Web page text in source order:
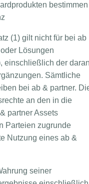
bestimmen
(1) gilt nicht für bei ab
Lösungen
einschließlich der
Sämtliche
bei ab & partner.
an den in die
partner Assets
Parteien zugrunde
Nutzung eines ab &
seiner